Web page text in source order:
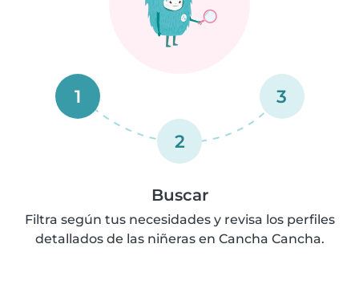
1
2
3
Buscar
Filtra según tus necesidades y revisa los perfiles
detallados de las niñeras en Cancha Cancha.